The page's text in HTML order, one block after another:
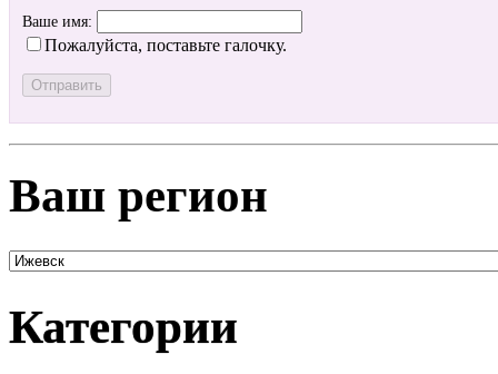
Ваше имя:
Пожалуйста, поставьте галочку.
Ваш регион
Категории